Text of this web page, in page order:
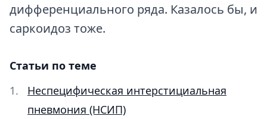
дифференциального ряда. Казалось бы, и
саркоидоз тоже.
Статьи по теме
Неспецифическая интерстициальная
пневмония (НСИП)